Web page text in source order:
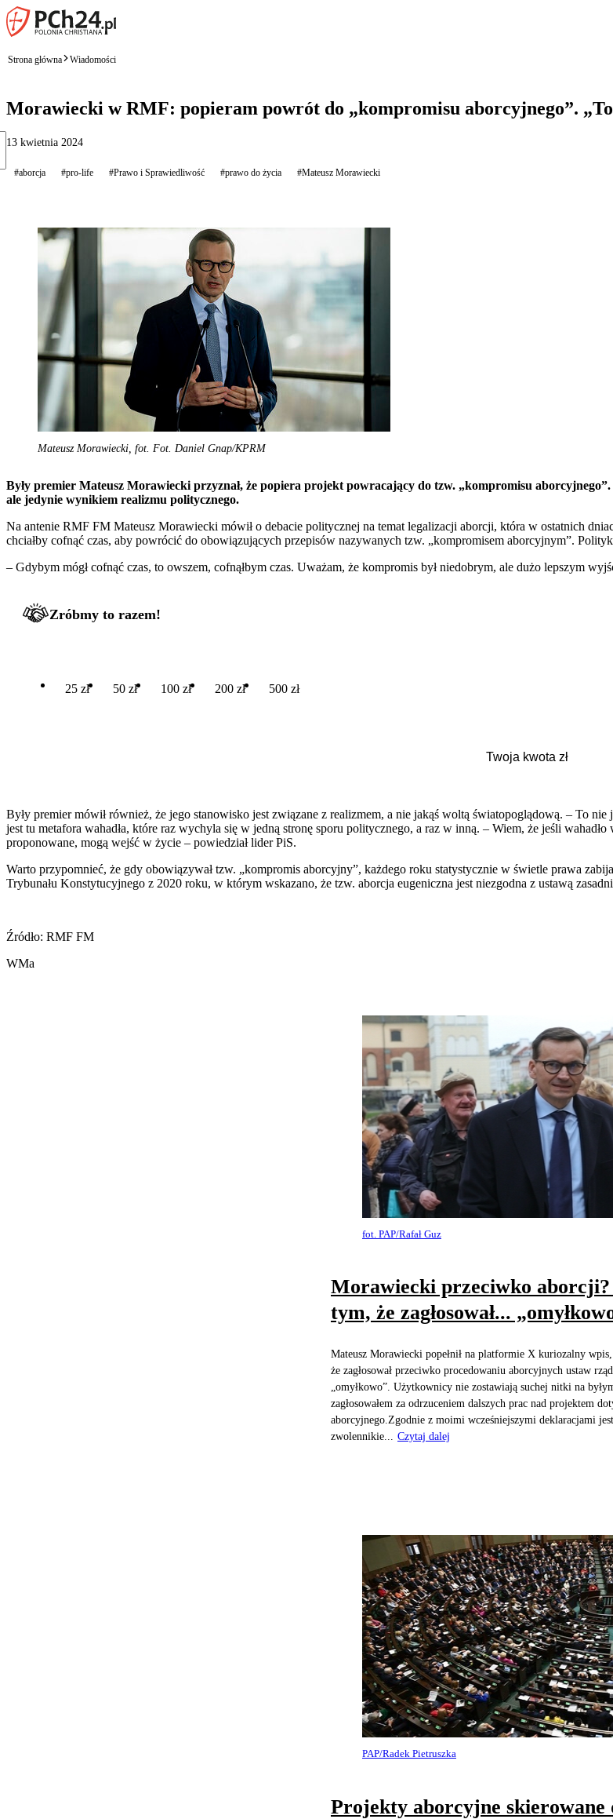
Strona główna Wiadomości
Morawiecki w RMF: popieram powrót do „kompromisu aborcyjnego”.
13 kwietnia 2024
#aborcja #pro-life #Prawo i Sprawiedliwość #prawo do życia #Mateusz Morawiecki
Mateusz Morawiecki, fot. Fot. Daniel Gnap/KPRM
Były premier Mateusz Morawiecki przyznał, że popiera projekt powracający do tzw. „kompromisu
ale jedynie wynikiem realizmu politycznego.
Na antenie RMF FM Mateusz Morawiecki mówił o debacie politycznej na temat legalizacji aborcji, która w ostatnich
chciałby cofnąć czas, aby powrócić do obowiązujących przepisów nazywanych tzw. „kompromisem aborcyjnym”.
– Gdybym mógł cofnąć czas, to owszem, cofnąłbym czas. Uważam, że kompromis był niedobrym, ale dużo lepszym
Zróbmy to razem!
25 zł 50 zł 100 zł 200 zł 500 zł
Były premier mówił również, że jego stanowisko jest związane z realizmem, a nie jakąś woltą światopoglądową. – To
jest tu metafora wahadła, które raz wychyla się w jedną stronę sporu politycznego, a raz w inną. – Wiem, że jeśli
proponowane, mogą wejść w życie – powiedział lider PiS.
Warto przypomnieć, że gdy obowiązywał tzw. „kompromis aborcyjny”, każdego roku statystycznie w świetle prawa
Trybunału Konstytucyjnego z 2020 roku, w którym wskazano, że tzw. aborcja eugeniczna jest niezgodna z ustawą
Źródło: RMF FM
WMa
fot. PAP/Rafał Guz
Morawiecki przeciwko
tym, że zagłosował...
Mateusz Morawiecki popełnił na platformie X kuriozalny
że zagłosował przeciwko procedowaniu aborcyjnych ustaw
„omyłkowo”. Użytkownicy nie zostawiają suchej nitki na
zagłosowałem za odrzuceniem dalszych prac nad projektem
aborcyjnego.Zgodnie z moimi wcześniejszymi deklaracjami
zwolennikie...
Czytaj dalej
PAP/Radek Pietruszka
Projekty aborcyjne skierowane